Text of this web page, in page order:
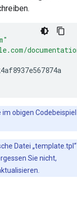
obigen Codebeispiel
Datei „template.tpl“
Sie nicht,